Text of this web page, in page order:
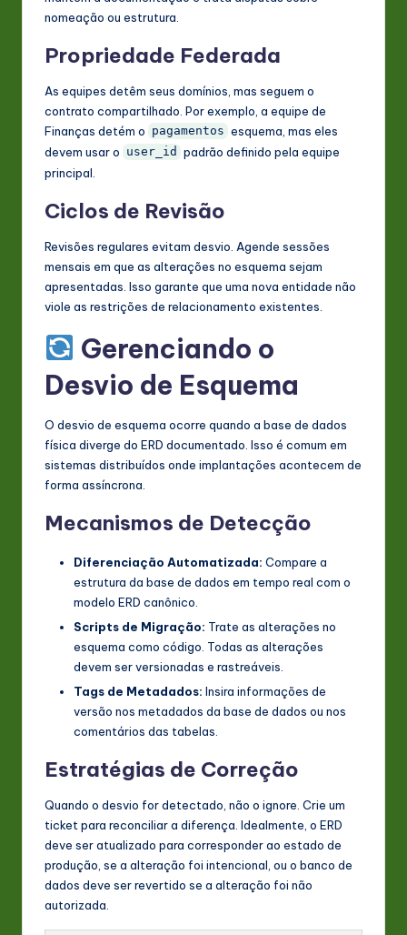
nomeação ou estrutura.
Propriedade Federada
As equipes detêm seus domínios, mas seguem o
contrato compartilhado. Por exemplo, a equipe de
Finanças detém o pagamentos esquema, mas eles
devem usar o user_id padrão definido pela equipe
principal.
Ciclos de Revisão
Revisões regulares evitam desvio. Agende sessões
mensais em que as alterações no esquema sejam
apresentadas. Isso garante que uma nova entidade não
viole as restrições de relacionamento existentes.
Gerenciando o
Desvio de Esquema
O desvio de esquema ocorre quando a base de dados
física diverge do ERD documentado. Isso é comum em
sistemas distribuídos onde implantações acontecem de
forma assíncrona.
Mecanismos de Detecção
Diferenciação Automatizada: Compare a
estrutura da base de dados em tempo real com o
modelo ERD canônico.
Scripts de Migração: Trate as alterações no
esquema como código. Todas as alterações
devem ser versionadas e rastreáveis.
Tags de Metadados: Insira informações de
versão nos metadados da base de dados ou nos
comentários das tabelas.
Estratégias de Correção
Quando o desvio for detectado, não o ignore. Crie um
ticket para reconciliar a diferença. Idealmente, o ERD
deve ser atualizado para corresponder ao estado de
produção, se a alteração foi intencional, ou o banco de
dados deve ser revertido se a alteração foi não
autorizada.